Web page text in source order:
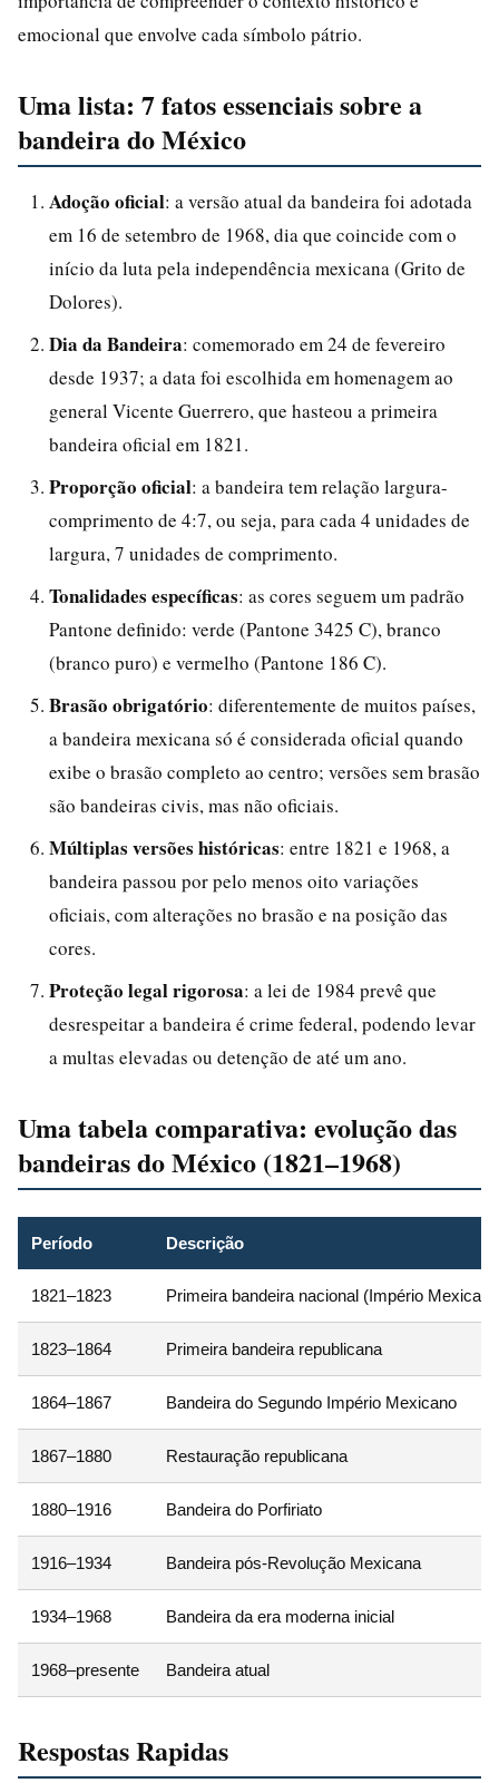
emocional que envolve cada símbolo pátrio.
Uma lista: 7 fatos essenciais sobre a
bandeira do México
Adoção oficial: a versão atual da bandeira foi adotada
em 16 de setembro de 1968, dia que coincide com o
início da luta pela independência mexicana (Grito de
Dolores).
Dia da Bandeira: comemorado em 24 de fevereiro
desde 1937; a data foi escolhida em homenagem ao
general Vicente Guerrero, que hasteou a primeira
bandeira oficial em 1821.
Proporção oficial: a bandeira tem relação largura-
comprimento de 4:7, ou seja, para cada 4 unidades de
largura, 7 unidades de comprimento.
Tonalidades específicas: as cores seguem um padrão
Pantone definido: verde (Pantone 3425 C), branco
(branco puro) e vermelho (Pantone 186 C).
Brasão obrigatório: diferentemente de muitos países,
a bandeira mexicana só é considerada oficial quando
exibe o brasão completo ao centro; versões sem brasão
são bandeiras civis, mas não oficiais.
Múltiplas versões históricas: entre 1821 e 1968, a
bandeira passou por pelo menos oito variações
oficiais, com alterações no brasão e na posição das
cores.
Proteção legal rigorosa: a lei de 1984 prevê que
desrespeitar a bandeira é crime federal, podendo levar
a multas elevadas ou detenção de até um ano.
Uma tabela comparativa: evolução das
bandeiras do México (1821–1968)
Período Descrição
1821–1823 Primeira bandeira nacional (Império
1823–1864 Primeira bandeira republicana
1864–1867 Bandeira do Segundo Império Mexicano
1867–1880 Restauração republicana
1880–1916 Bandeira do Porfiriato
1916–1934 Bandeira pós-Revolução Mexicana
1934–1968 Bandeira da era moderna inicial
1968–presente Bandeira atual
Respostas Rapidas